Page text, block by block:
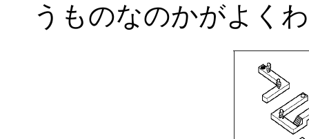
うものなのかがよく